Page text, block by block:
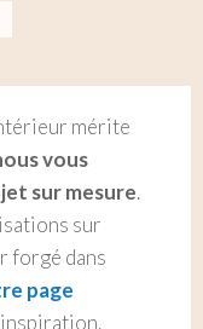
mérite
vous
sur mesure.
sur
forgé dans
page